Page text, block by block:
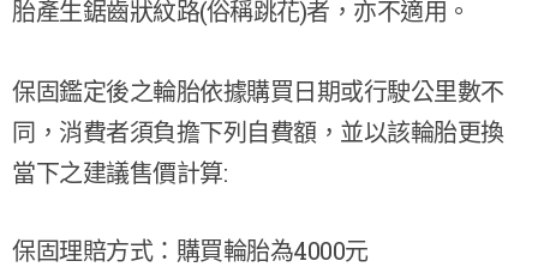
胎產生鋸齒狀紋路(俗稱跳花)者，亦不適用。
保固鑑定後之輪胎依據購買日期或行駛公里數不
同，消費者須負擔下列自費額，並以該輪胎更換
當下之建議售價計算:
保固理賠方式：購買輪胎為4000元